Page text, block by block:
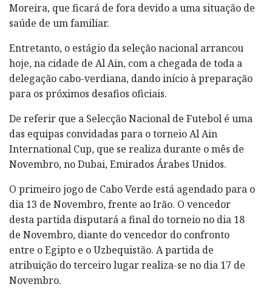
Moreira, que ficará de fora devido a uma situação de
saúde de um familiar.
Entretanto, o estágio da seleção nacional arrancou
hoje, na cidade de Al Ain, com a chegada de toda a
delegação cabo-verdiana, dando início à preparação
para os próximos desafios oficiais.
De referir que a Selecção Nacional de Futebol é uma
das equipas convidadas para o torneio Al Ain
International Cup, que se realiza durante o mês de
Novembro, no Dubai, Emirados Árabes Unidos.
O primeiro jogo de Cabo Verde está agendado para o
dia 13 de Novembro, frente ao Irão. O vencedor
desta partida disputará a final do torneio no dia 18
de Novembro, diante do vencedor do confronto
entre o Egipto e o Uzbequistão. A partida de
atribuição do terceiro lugar realiza-se no dia 17 de
Novembro.